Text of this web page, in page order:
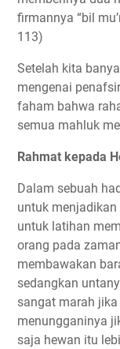
firmannya “bil
113)
Setelah kita
mengenai
faham bahwa
semua mahluk
Rahmat kepada
Dalam sebuah
untuk
untuk latihan
orang pada
membawakan
sedangkan
sangat marah
menungganinya
saja hewan itu